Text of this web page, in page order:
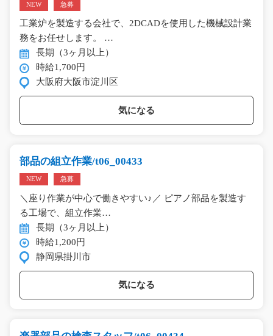
NEW 急募
工業炉を製造する会社で、2DCADを使用した機械設計業
務をお任せします。 …
長期（3ヶ月以上）
時給1,700円
大阪府大阪市淀川区
気になる
部品の組立作業/t06_00433
NEW 急募
＼座り作業が中心で働きやすい♪／ ピアノ部品を製造す
る工場で、組立作業…
長期（3ヶ月以上）
時給1,200円
静岡県掛川市
気になる